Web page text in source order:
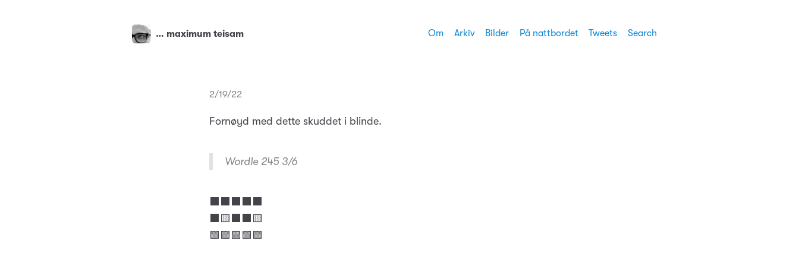
… maximum teisam Om Arkiv Bilder På nattbordet Tweets Search
2/19/22
Fornøyd med dette skuddet i blinde.
Wordle 245 3/6
⬛🟨⬛⬛🟨
🟩🟩🟩🟩🟩